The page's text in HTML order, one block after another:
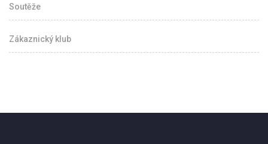
Soutěže
Zákaznický klub